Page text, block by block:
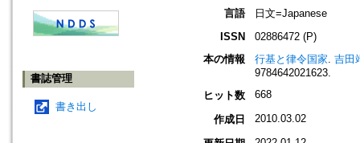
書誌管理
書き出し
言語
日文=Japanese
ISSN
02886472 (P)
本の情報
行基と律令国家. 吉田
9784642021623.
ヒット数
668
作成日 2010.03.02